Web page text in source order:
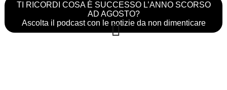
TI RICORDI COSA È SUCCESSO L’ANNO SCORSO
AD AGOSTO?
Ascolta il podcast con le notizie da non dimenticare